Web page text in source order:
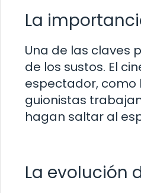
La
Una de las claves
de los sustos. El
espectador, como
guionistas
hagan saltar al
La evolución